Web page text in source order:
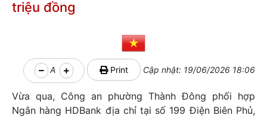
triệu đồng
A Print Cập nhật: 19/06/2026 18:06
Vừa qua, Công an phường Thành Đông phối hợp
Ngân hàng HDBank địa chỉ tại số 199 Điện Biên Phủ,